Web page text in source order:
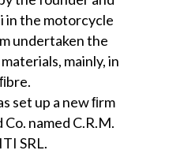
in the motorcycle
undertaken the
mainly, in
set up a new ﬁrm
named C.R.M.
SRL.